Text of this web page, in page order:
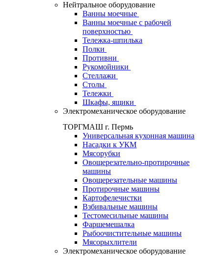
Нейтральное оборудование
Ванны моечные
Ванны моечные с рабочей
поверхностью
Тележка-шпилька
Полки
Противни
Рукомойники
Стеллажи
Столы
Тележки
Шкафы, ящики
Электромеханическое оборудование
ТОРГМАШ г. Пермь
Универсальная кухонная машина
Насадки к УКМ
Мясорубки
Овощерезательно-протирочные
машины
Овощерезательные машины
Протирочные машины
Картофелечистки
Взбивальные машины
Тестомесильные машины
Фаршемешалка
Рыбоочистительные машины
Мясорыхлители
Электромеханическое оборудование